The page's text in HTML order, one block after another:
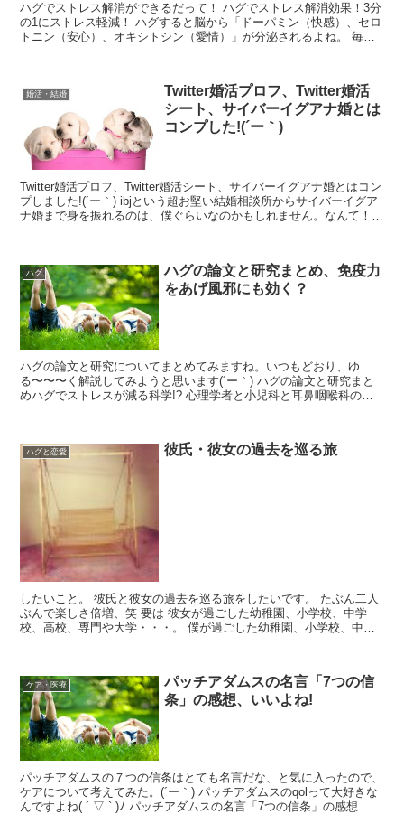
ハグでストレス解消ができるだって！ ハグでストレス解消効果！3分
の1にストレス軽減！ ハグすると脳から「ドーパミン（快感）、セロ
トニン（安心）、オキシトシン（愛情）」が分泌されるよね。 毎日
婚活・結婚
Twitter婚活プロフ、Twitter婚活
シート、サイバーイグアナ婚とは
コンプした!(´ー｀)
Twitter婚活プロフ、Twitter婚活シート、サイバーイグアナ婚とはコン
プしました!(´ー｀) ibjという超お堅い結婚相談所からサイバーイグア
ナ婚まで身を振れるのは、僕ぐらいなのかもしれません。なんて！笑
ハグ
ハグの論文と研究まとめ、免疫力
をあげ風邪にも効く？
ハグの論文と研究についてまとめてみますね。いつもどおり、ゆ
る〜〜〜く解説してみようと思います(´ー｀) ハグの論文と研究まと
めハグでストレスが減る科学!? 心理学者と小児科と耳鼻咽喉科のハ
ハグと恋愛 彼氏・彼女の過去を巡る旅
したいこと。 彼氏と彼女の過去を巡る旅をしたいです。 たぶん二人
ぶんで楽しさ倍増、笑 要は 彼女が過ごした幼稚園、小学校、中学
校、高校、専門や大学・・・。 僕が過ごした幼稚園、小学校、中学
ケア・医療
パッチアダムスの名言「7つの信
条」の感想、いいよね!
パッチアダムスの７つの信条はとても名言だな、と気に入ったので、
ケアについて考えてみた。(´ー｀) パッチアダムスのqolって大好きな
んですよね( ´ ▽ ` )ﾉ パッチアダムスの名言「7つの信条」の感想 ひ